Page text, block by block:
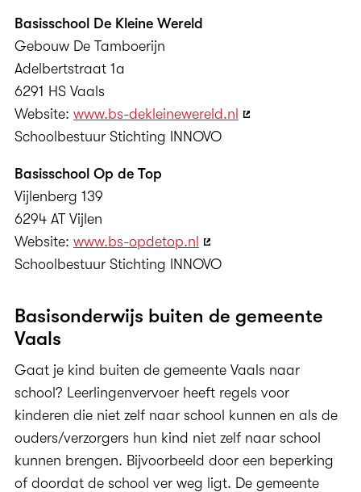
Basisschool De Kleine Wereld
Gebouw De Tamboerijn
Adelbertstraat 1a
6291 HS Vaals
Website: www.bs-dekleinewereld.nl
Schoolbestuur Stichting INNOVO
Basisschool Op de Top
Vijlenberg 139
6294 AT Vijlen
Website: www.bs-opdetop.nl
Schoolbestuur Stichting INNOVO
Basisonderwijs buiten de gemeente
Vaals
Gaat je kind buiten de gemeente Vaals naar
school? Leerlingenvervoer heeft regels voor
kinderen die niet zelf naar school kunnen en als de
ouders/verzorgers hun kind niet zelf naar school
kunnen brengen. Bijvoorbeeld door een beperking
of doordat de school ver weg ligt. De gemeente